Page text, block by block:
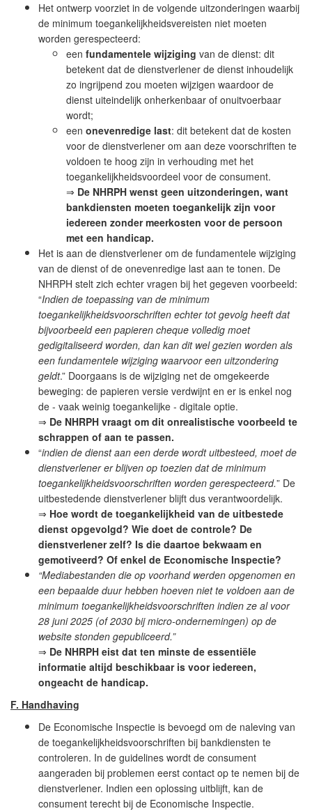
Het ontwerp voorziet in de volgende uitzonderingen waarbij
de minimum toegankelijkheidsvereisten niet moeten
worden gerespecteerd:
een fundamentele wijziging van de dienst: dit
betekent dat de dienstverlener de dienst inhoudelijk
zo ingrijpend zou moeten wijzigen waardoor de
dienst uiteindelijk onherkenbaar of onuitvoerbaar
wordt;
een onevenredige last: dit betekent dat de kosten
voor de dienstverlener om aan deze voorschriften te
voldoen te hoog zijn in verhouding met het
toegankelijkheidsvoordeel voor de consument.
⇒ De NHRPH wenst geen uitzonderingen, want
bankdiensten moeten toegankelijk zijn voor
iedereen zonder meerkosten voor de persoon
met een handicap.
Het is aan de dienstverlener om de fundamentele wijziging
van de dienst of de onevenredige last aan te tonen. De
NHRPH stelt zich echter vragen bij het gegeven voorbeeld:
“Indien de toepassing van de minimum
toegankelijkheidsvoorschriften echter tot gevolg heeft dat
bijvoorbeeld een papieren cheque volledig moet
gedigitaliseerd worden, dan kan dit wel gezien worden als
een fundamentele wijziging waarvoor een uitzondering
geldt.” Doorgaans is de wijziging net de omgekeerde
beweging: de papieren versie verdwijnt en er is enkel nog
de - vaak weinig toegankelijke - digitale optie.
⇒ De NHRPH vraagt om dit onrealistische voorbeeld te
schrappen of aan te passen.
“indien de dienst aan een derde wordt uitbesteed, moet de
dienstverlener er blijven op toezien dat de minimum
toegankelijkheidsvoorschriften worden gerespecteerd.” De
uitbestedende dienstverlener blijft dus verantwoordelijk.
⇒ Hoe wordt de toegankelijkheid van de uitbestede
dienst opgevolgd? Wie doet de controle? De
dienstverlener zelf? Is die daartoe bekwaam en
gemotiveerd? Of enkel de Economische Inspectie?
“Mediabestanden die op voorhand werden opgenomen en
een bepaalde duur hebben hoeven niet te voldoen aan de
minimum toegankelijkheidsvoorschriften indien ze al voor
28 juni 2025 (of 2030 bij micro-ondernemingen) op de
website stonden gepubliceerd.”
⇒ De NHRPH eist dat ten minste de essentiële
informatie altijd beschikbaar is voor iedereen,
ongeacht de handicap.
F. Handhaving
De Economische Inspectie is bevoegd om de naleving van
de toegankelijkheidsvoorschriften bij bankdiensten te
controleren. In de guidelines wordt de consument
aangeraden bij problemen eerst contact op te nemen bij de
dienstverlener. Indien een oplossing uitblijft, kan de
consument terecht bij de Economische Inspectie.